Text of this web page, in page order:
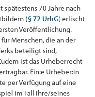
spätestens 70 Jahre nach
(§ 72 UrhG) erlischt
Veröffentlichung.
Menschen, die an der
beteiligt sind,
ist das Urheberrecht
Ein:e Urheber:in
per Verfügung auf eine
im Fall ihre/seines